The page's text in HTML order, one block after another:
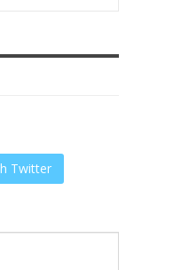
Twitter